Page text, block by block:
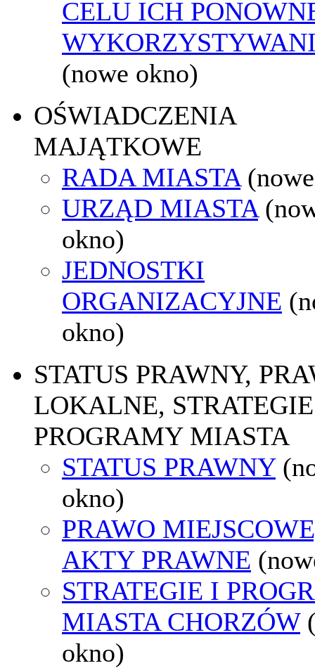
CELU ICH
(nowe okno)
OŚWIADCZENIA
MAJĄTKOWE
RADA MIASTA
URZĄD MIASTA
okno)
JEDNOSTKI
ORGANIZACYJNE
okno)
STATUS PRAWNY,
LOKALNE,
PROGRAMY MIASTA
STATUS PRAWNY
okno)
PRAWO
AKTY PRAWNE
STRATEGIE I
MIASTA CHORZÓW
okno)